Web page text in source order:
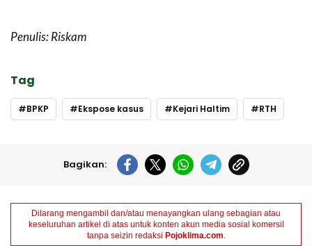
Penulis: Riskam
Tag
BPKP Ekspose kasus Kejari Haltim RTH
Bagikan:
Dilarang mengambil dan/atau menayangkan ulang sebagian atau
keseluruhan artikel di atas untuk konten akun media sosial komersil
tanpa seizin redaksi Pojoklima.com.